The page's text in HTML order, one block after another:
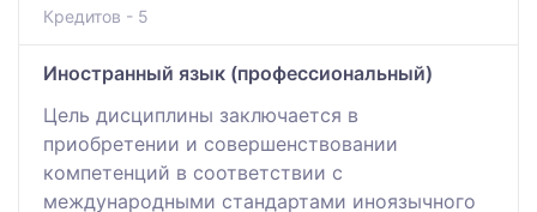
Кредитов - 5
Иностранный язык (профессиональный)
Цель дисциплины заключается в
приобретении и совершенствовании
компетенций в соответствии с
международными стандартами иноязычного